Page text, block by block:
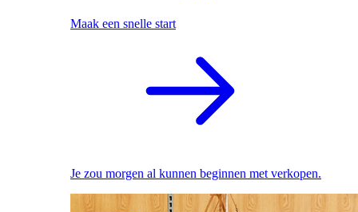
Maak een snelle start
Je zou morgen al kunnen beginnen met verkopen.